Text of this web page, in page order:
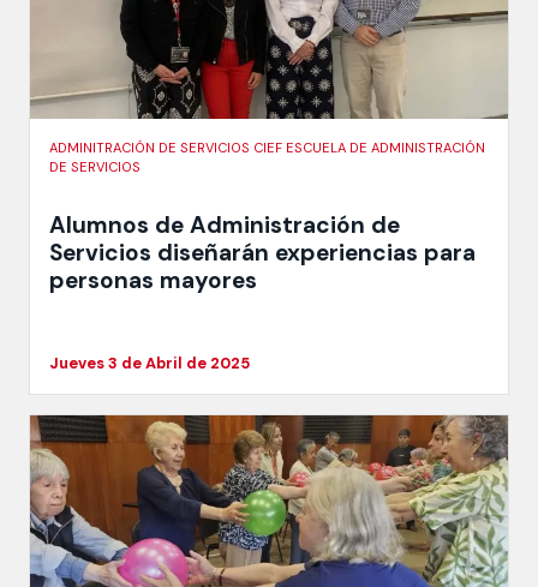
ADMINITRACIÓN DE SERVICIOS CIEF ESCUELA DE ADMINISTRACIÓN
DE SERVICIOS
Alumnos de Administración de
Servicios diseñarán experiencias para
personas mayores
Jueves 3 de Abril de 2025